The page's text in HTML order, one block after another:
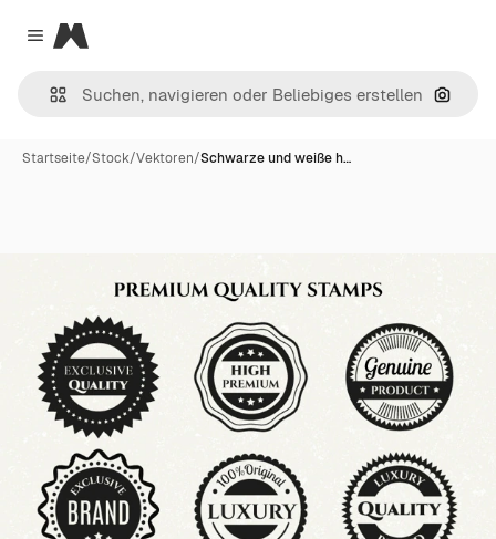
Close menu
Magnific
Nach
Startseite/Stock/Vektoren/Schwarze und weiße h…